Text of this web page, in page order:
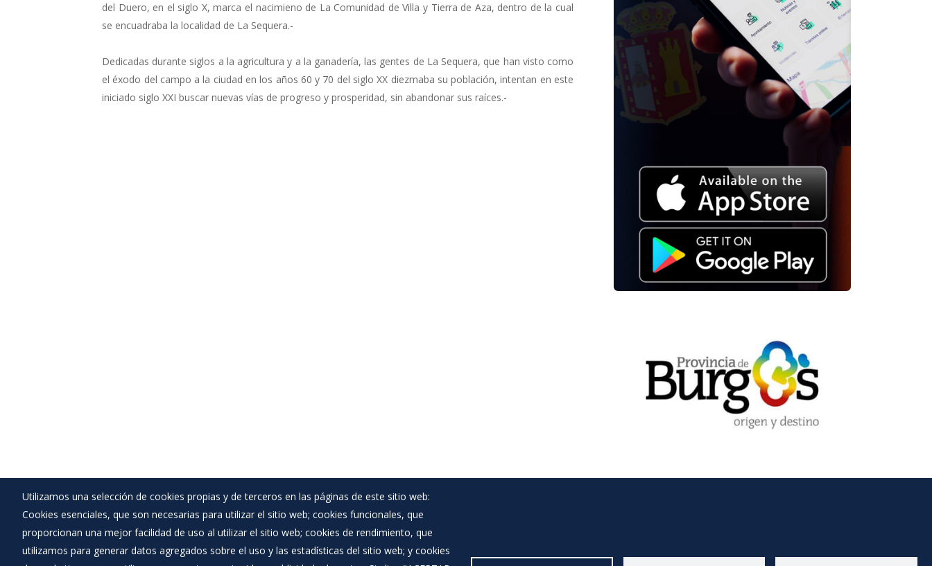
del Duero, en el siglo X, marca el nacimieno de La Comunidad de Villa y Tierra de Aza, dentro de la cual
se encuadraba la localidad de La Sequera.-
Dedicadas durante siglos a la agricultura y a la ganadería, las gentes de La Sequera, que han visto como
el éxodo del campo a la ciudad en los años 60 y 70 del siglo XX diezmaba su población, intentan en este
iniciado siglo XXI buscar nuevas vías de progreso y prosperidad, sin abandonar sus raíces.-
Utilizamos una selección de cookies propias y de terceros en las páginas de este sitio web:
Cookies esenciales, que son necesarias para utilizar el sitio web; cookies funcionales, que
proporcionan una mejor facilidad de uso al utilizar el sitio web; cookies de rendimiento, que
utilizamos para generar datos agregados sobre el uso y las estadísticas del sitio web; y cookies
Ayuntamiento de La Sequera de Haza
: Plaza Mayor nº 1 - 09462
: 947530701
Corporación Municipal